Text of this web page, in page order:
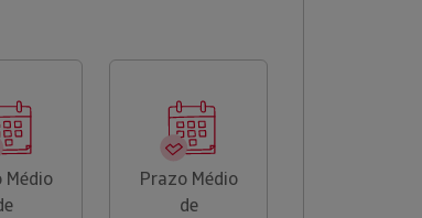
Médio
Prazo Médio
de